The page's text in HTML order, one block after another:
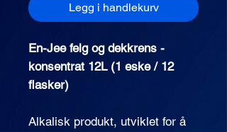
Legg i handlekurv
En-Jee felg og dekkrens -
konsentrat 12L (1 eske / 12
flasker)
Alkalisk produkt, utviklet for å